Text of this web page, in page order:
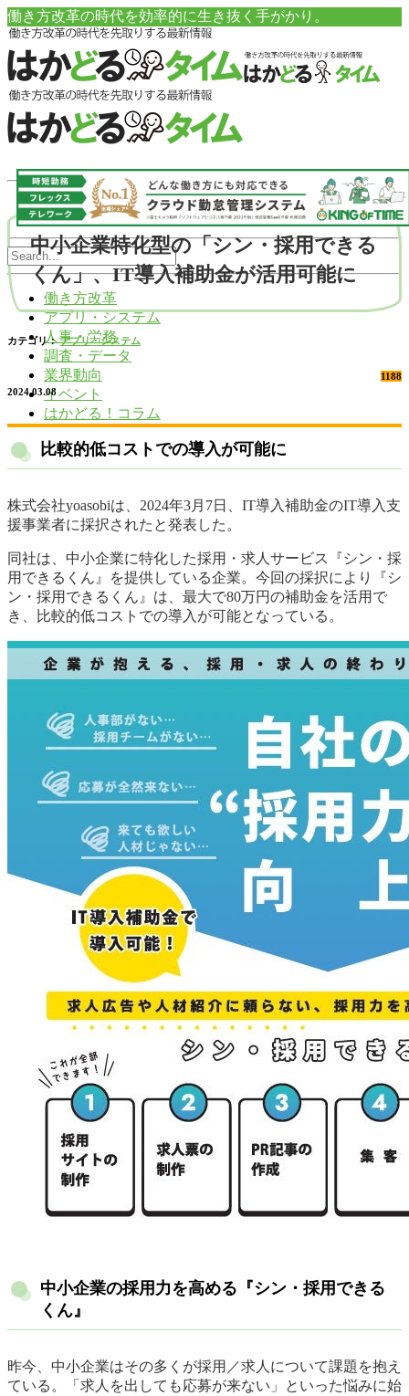
働き方改革の時代を効率的に生き抜く手がかり。
働き方改革
アプリ・システム
人事・労務
調査・データ
業界動向
イベント
はかどる！コラム
中小企業特化型の「シン・採用できる
くん」、IT導入補助金が活用可能に
カテゴリ： アプリ・システム
1188
2024.03.08
比較的低コストでの導入が可能に
株式会社yoasobiは、2024年3月7日、IT導入補助金のIT導入支
援事業者に採択されたと発表した。
同社は、中小企業に特化した採用・求人サービス『シン・採
用できるくん』を提供している企業。今回の採択により『シ
ン・採用できるくん』は、最大で80万円の補助金を活用で
き、比較的低コストでの導入が可能となっている。
中小企業の採用力を高める『シン・採用できる
くん』
昨今、中小企業はその多くが採用／求人について課題を抱え
ている。「求人を出しても応募が来ない」といった悩みに始